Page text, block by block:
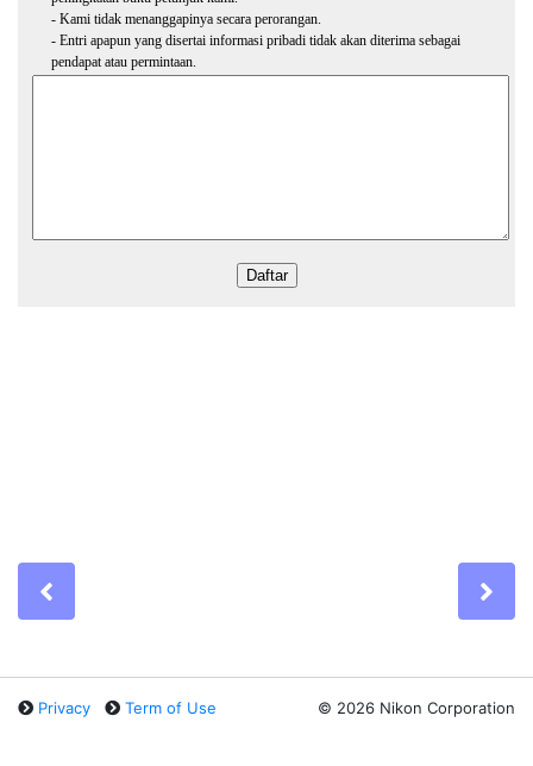
Privacy Term of Use © 2026 Nikon Corporation